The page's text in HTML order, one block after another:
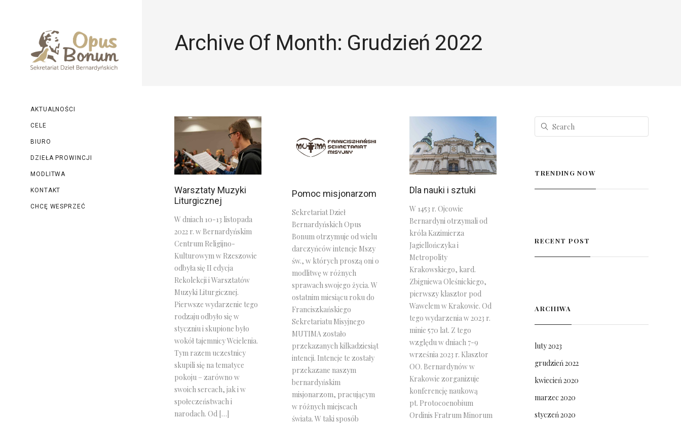
AKTUALNOŚCI
CELE
BIURO
DZIEŁA PROWINCJI
MODLITWA
KONTAKT
CHCĘ WESPRZEĆ
Archive Of Month: Grudzień 2022
Warsztaty Muzyki
Liturgicznej
W dniach 10-13 listopada
2022 r. w Bernardyńskim
Centrum Religijno-
Kulturowym w Rzeszowie
odbyła się II edycja
Rekolekcji i Warsztatów
Muzyki Liturgicznej.
Pierwsze wydarzenie tego
rodzaju odbyło się w
styczniu i skupione było
wokół tajemnicy Wcielenia.
Tym razem uczestnicy
skupili się na tematyce
pokoju – zarówno w
swoich sercach, jak i w
społeczeństwach i
narodach. Od […]
Pomoc misjonarzom
Sekretariat Dzieł
Bernardyńskich Opus
Bonum otrzymuje od wielu
darczyńców intencje Mszy
św., w których proszą oni o
modlitwę w różnych
sprawach swojego życia. W
ostatnim miesiącu roku do
Franciszkańskiego
Sekretariatu Misyjnego
MUTIMA zostało
przekazanych kilkadziesiąt
intencji. Intencje te zostały
przekazane naszym
bernardyńskim
misjonarzom, pracującym
w różnych miejscach
świata. W taki sposób
Dla nauki i sztuki
W 1453 r. Ojcowie
Bernardyni otrzymali od
króla Kazimierza
Jagiellończyka i
Metropolity
Krakowskiego, kard.
Zbigniewa Oleśnickiego,
pierwszy klasztor pod
Wawelem w Krakowie. Od
tego wydarzenia w 2023 r.
minie 570 lat. Z tego
względu w dniach 7-9
września 2023 r. Klasztor
OO. Bernardynów w
Krakowie zorganizuje
konferencję naukową
pt. Protocoenobium
Ordinis Fratrum Minorum
TRENDING NOW
RECENT POST
ARCHIWA
luty 2023
grudzień 2022
kwiecień 2020
marzec 2020
styczeń 2020